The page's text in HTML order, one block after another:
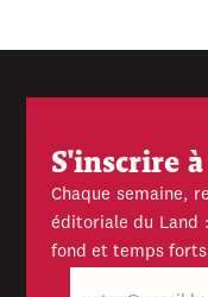
S'inscrire
Chaque semaine,
éditoriale du Land
fond et temps